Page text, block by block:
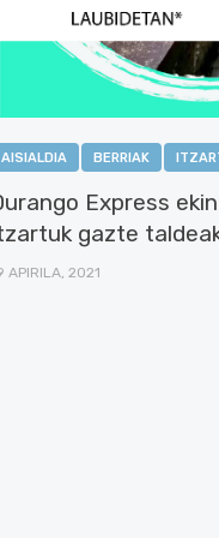
AISIALDIA BERRIAK
Express
gazte
APIRILA, 2021